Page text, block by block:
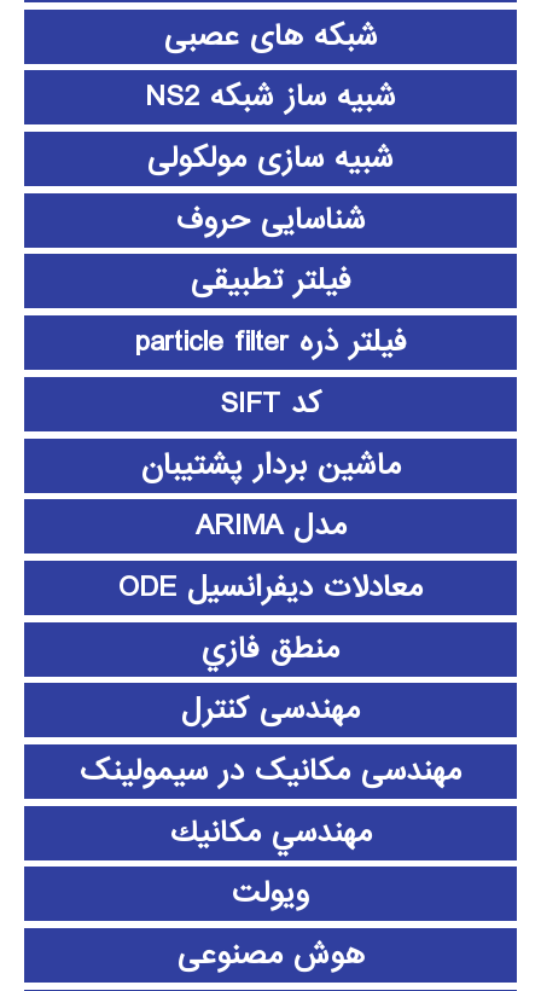
شبکه های عصبی
شبیه ساز شبکه NS2
شبیه سازی مولکولی
شناسایی حروف
فیلتر تطبیقی
فیلتر ذره particle filter
کد SIFT
ماشین بردار پشتیبان
مدل ARIMA
معادلات دیفرانسیل ODE
منطق فازي
مهندسی کنترل
مهندسی مکانیک در سیمولینک
مهندسي مكانيك
ویولت
هوش مصنوعی